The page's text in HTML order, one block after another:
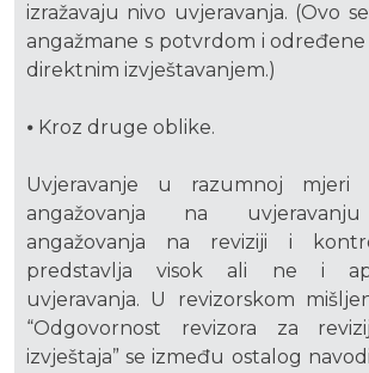
izražavaju nivo uvjeravanja. (Ovo
angažmane s potvrdom i određene
direktnim izvještavanjem.)
⦁ Kroz druge oblike.
Uvjeravanje u razumnoj mjeri
angažovanja na
angažovanja na reviziji i
predstavlja visok ali ne i
uvjeravanja. U revizorskom
“Odgovornost revizora za
izvještaja” se između ostalog